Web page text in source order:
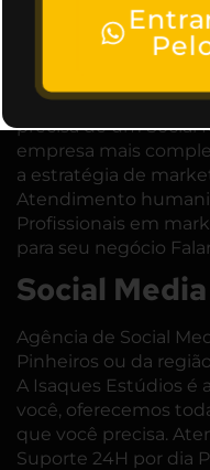
Campos
Se você é de São
precisa de um Social
empresa mais
a estratégia de
Atendimento
Profissionais em
para seu negócio
Social
Agência de Social
Pinheiros ou da
A Isaques Estúdios é
você, oferecemos
que você precisa.
Suporte 24H por dia